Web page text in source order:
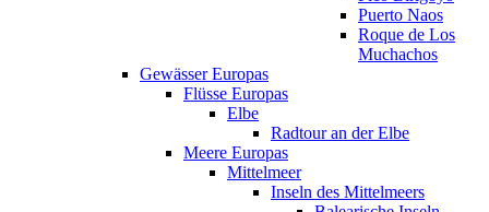
Puerto Naos
Roque de Los
Muchachos
Gewässer Europas
Flüsse Europas
Elbe
Radtour an der Elbe
Meere Europas
Mittelmeer
Inseln des Mittelmeers